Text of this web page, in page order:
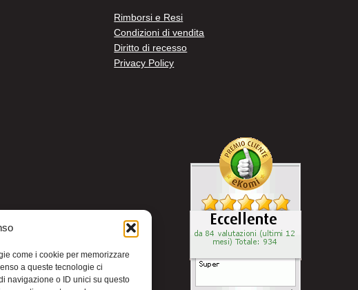
come i cookie per memorizzare
a queste tecnologie ci
navigazione o ID unici su questo
Rimborsi e Resi
Condizioni di vendita
Diritto di recesso
Privacy Policy